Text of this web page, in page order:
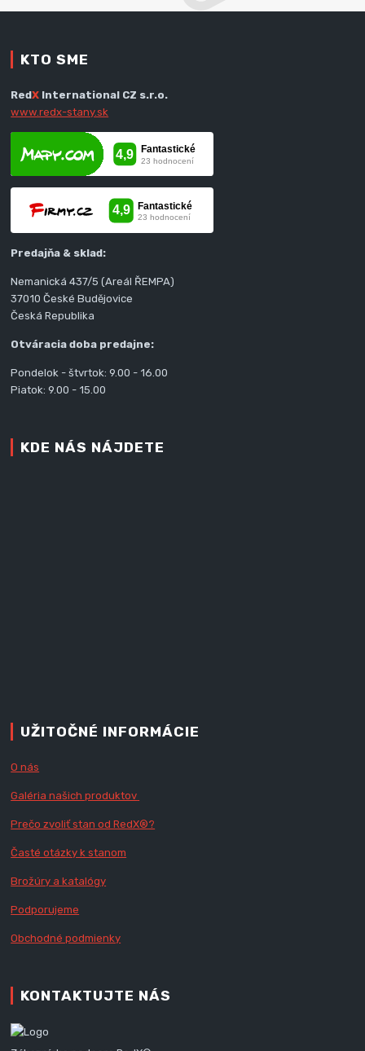
KTO SME
RedX International CZ s.r.o.
www.redx-stany.sk
Predajňa & sklad:
Nemanická 437/5 (Areál ŘEMPA)
37010 České Budějovice
Česká Republika
Otváracia doba predajne:
Pondelok - štvrtok: 9.00 - 16.00
Piatok: 9.00 - 15.00
KDE NÁS NÁJDETE
UŽITOČNÉ INFORMÁCIE
O nás
Galéria našich produktov
Prečo zvoliť stan od RedX®?
Časté otázky k stanom
Brožúry a katalógy
Podporujeme
Obchodné podmienky
KONTAKTUJTE NÁS